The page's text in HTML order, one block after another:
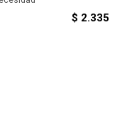
$ 2.335